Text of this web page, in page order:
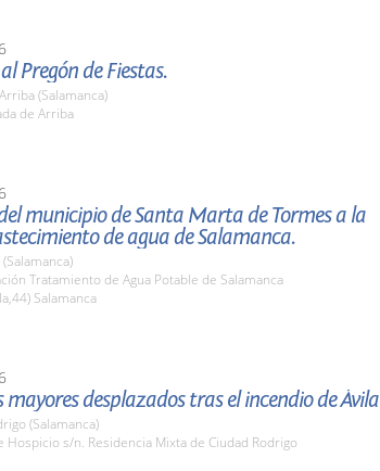
Pregón de Fiestas.
(Salamanca)
de Arriba
municipio de Santa Marta de Tormes a la
de agua de Salamanca.
Tratamiento de Agua Potable de Salamanca
Salamanca
mayores desplazados tras el incendio de Ávila
(Salamanca)
Hospicio s/n. Residencia Mixta de Ciudad Rodrigo